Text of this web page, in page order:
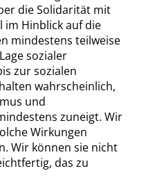
die Solidarität mit
Hinblick auf die
mindestens teilweise
sozialer
zur sozialen
wahrscheinlich,
und
zuneigt. Wir
Wirkungen
Wir können sie nicht
das zu